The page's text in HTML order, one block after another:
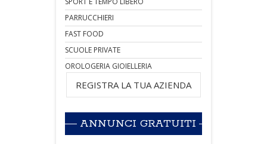
PARRUCCHIERI
FAST FOOD
SCUOLE PRIVATE
OROLOGERIA GIOIELLERIA
REGISTRA LA TUA AZIENDA
ANNUNCI GRATUITI